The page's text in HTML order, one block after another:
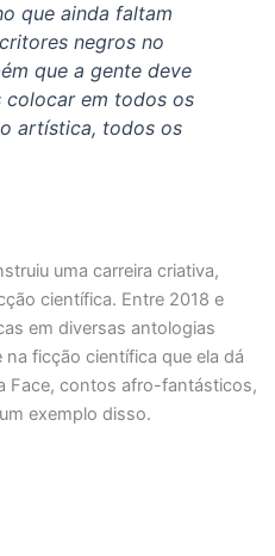
que ainda faltam
negros no
que a gente deve
colocar em todos os
artística, todos os
uma carreira criativa,
científica. Entre 2018 e
em diversas antologias
ficção científica que ela dá
Face, contos afro-fantásticos,
exemplo disso.